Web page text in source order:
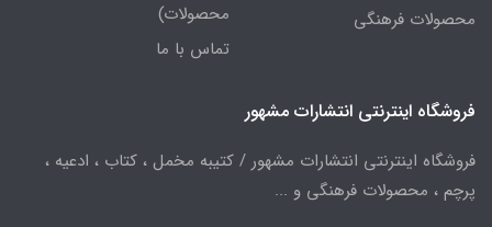
محصولات فرهنگی
محصولات)
تماس با ما
فروشگاه اینترنتی انتشارات مشهور
فروشگاه اینترنتی انتشارات مشهور / کتیبه مخمل ، کتاب ، ادعیه ،
پرچم ، محصولات فرهنگی و ...